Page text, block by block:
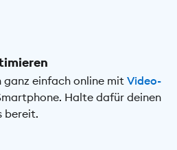
einfach online mit Video-
Halte dafür deinen
bereit.